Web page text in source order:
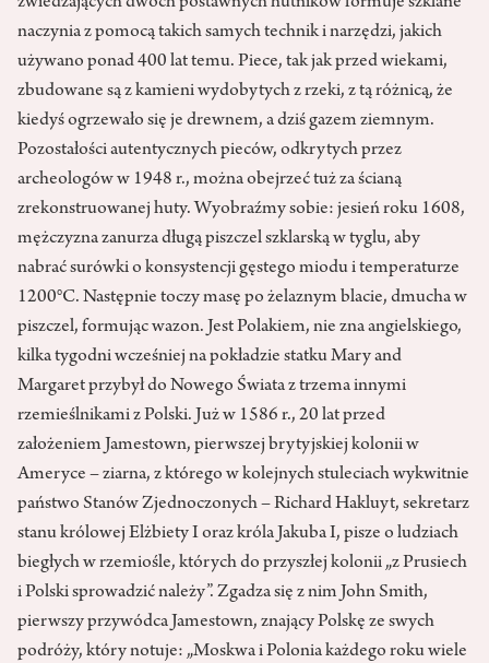
naczynia z pomocą takich samych technik i narzędzi, jakich
używano ponad 400 lat temu. Piece, tak jak przed wiekami,
zbudowane są z kamieni wydobytych z rzeki, z tą różnicą, że
kiedyś ogrzewało się je drewnem, a dziś gazem ziemnym.
Pozostałości autentycznych pieców, odkrytych przez
archeologów w 1948 r., można obejrzeć tuż za ścianą
zrekonstruowanej huty. Wyobraźmy sobie: jesień roku 1608,
mężczyzna zanurza długą piszczel szklarską w tyglu, aby
nabrać surówki o konsystencji gęstego miodu i temperaturze
1200°C. Następnie toczy masę po żelaznym blacie, dmucha w
piszczel, formując wazon. Jest Polakiem, nie zna angielskiego,
kilka tygodni wcześniej na pokładzie statku Mary and
Margaret przybył do Nowego Świata z trzema innymi
rzemieślnikami z Polski. Już w 1586 r., 20 lat przed
założeniem Jamestown, pierwszej brytyjskiej kolonii w
Ameryce – ziarna, z którego w kolejnych stuleciach wykwitnie
państwo Stanów Zjednoczonych – Richard Hakluyt, sekretarz
stanu królowej Elżbiety I oraz króla Jakuba I, pisze o ludziach
biegłych w rzemiośle, których do przyszłej kolonii „z Prusiech
i Polski sprowadzić należy”. Zgadza się z nim John Smith,
pierwszy przywódca Jamestown, znający Polskę ze swych
podróży, który notuje: „Moskwa i Polonia każdego roku wiele